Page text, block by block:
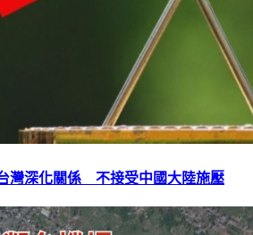
灣深化關係 不接受中國大陸施壓